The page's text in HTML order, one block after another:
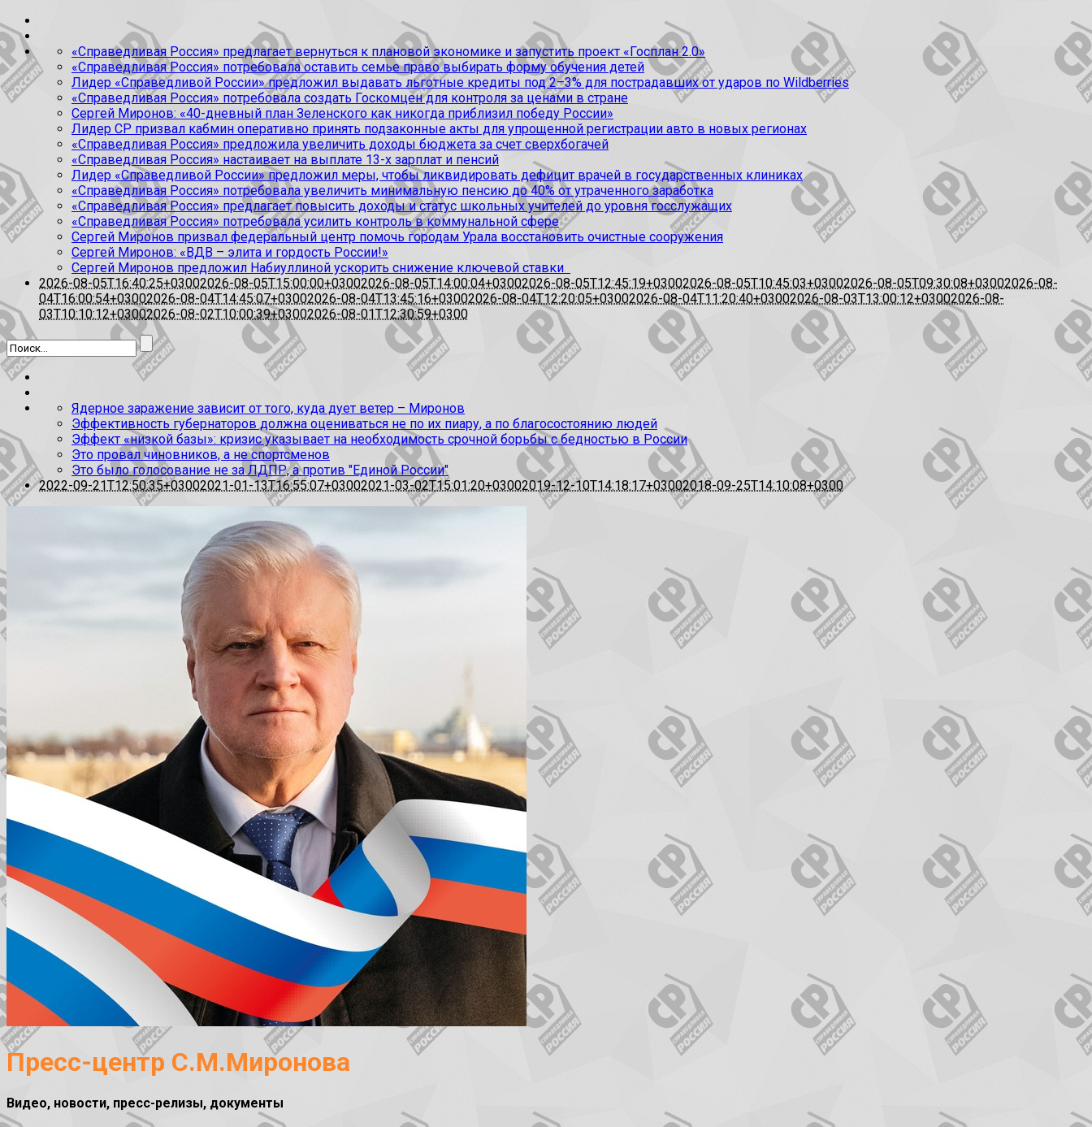
«Справедливая Россия» предлагает вернуться к плановой экономике и запустить проект «Госплан 2.0»
«Справедливая Россия» потребовала оставить семье право выбирать форму обучения детей
Лидер «Справедливой России» предложил выдавать льготные кредиты под 2–3% для пострадавших от ударов по Wildberries
«Справедливая Россия» потребовала создать Госкомцен для контроля за ценами в стране
Сергей Миронов: «40-дневный план Зеленского как никогда приблизил победу России»
Лидер СР призвал кабмин оперативно принять подзаконные акты для упрощенной регистрации авто в новых регионах
«Справедливая Россия» предложила увеличить доходы бюджета за счет сверхбогачей
«Справедливая Россия» настаивает на выплате 13-х зарплат и пенсий
Лидер «Справедливой России» предложил меры, чтобы ликвидировать дефицит врачей в государственных клиниках
«Справедливая Россия» потребовала увеличить минимальную пенсию до 40% от утраченного заработка
«Справедливая Россия» предлагает повысить доходы и статус школьных учителей до уровня госслужащих
«Справедливая Россия» потребовала усилить контроль в коммунальной сфере
Сергей Миронов призвал федеральный центр помочь городам Урала восстановить очистные сооружения
Сергей Миронов: «ВДВ – элита и гордость России!»
Сергей Миронов предложил Набиуллиной ускорить снижение ключевой ставки
2026-08-05T16:40:25+03002026-08-05T15:00:00+03002026-08-05T14:00:04+03002026-08-05T12:45:19+03002026-08-05T10:45:03+03002026-08-05T09:30:08+03002026-08-
04T16:00:54+03002026-08-04T14:45:07+03002026-08-04T13:45:16+03002026-08-04T12:20:05+03002026-08-04T11:20:40+03002026-08-03T13:00:12+03002026-08-
03T10:10:12+03002026-08-02T10:00:39+03002026-08-01T12:30:59+0300
Ядерное заражение зависит от того, куда дует ветер – Миронов
Эффективность губернаторов должна оцениваться не по их пиару, а по благосостоянию людей
Эффект «низкой базы»: кризис указывает на необходимость срочной борьбы с бедностью в России
Это провал чиновников, а не спортсменов
Это было голосование не за ЛДПР, а против "Единой России"
2022-09-21T12:50:35+03002021-01-13T16:55:07+03002021-03-02T15:01:20+03002019-12-10T14:18:17+03002018-09-25T14:10:08+0300
Пресс-центр С.М.Миронова
Видео, новости, пресс-релизы, документы